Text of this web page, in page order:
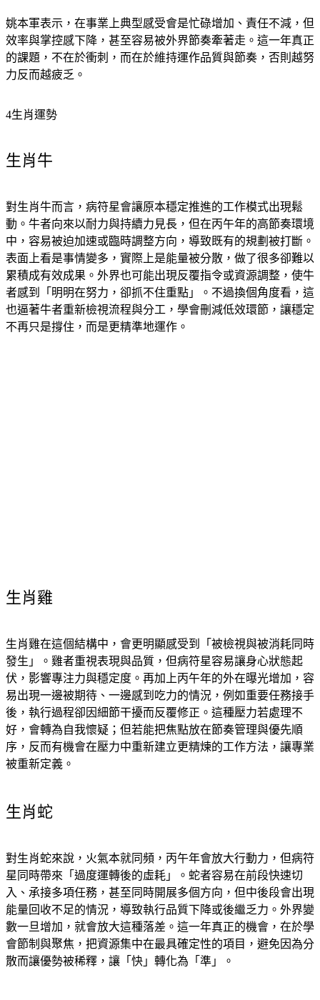
姚本軍表示，在事業上典型感受會是忙碌增加、責任不減，但
效率與掌控感下降，甚至容易被外界節奏牽著走。這一年真正
的課題，不在於衝刺，而在於維持運作品質與節奏，否則越努
力反而越疲乏。
4生肖運勢
生肖牛
對生肖牛而言，病符星會讓原本穩定推進的工作模式出現鬆
動。牛者向來以耐力與持續力見長，但在丙午年的高節奏環境
中，容易被迫加速或臨時調整方向，導致既有的規劃被打斷。
表面上看是事情變多，實際上是能量被分散，做了很多卻難以
累積成有效成果。外界也可能出現反覆指令或資源調整，使牛
者感到「明明在努力，卻抓不住重點」。不過換個角度看，這
也逼著牛者重新檢視流程與分工，學會刪減低效環節，讓穩定
不再只是撐住，而是更精準地運作。
生肖雞
生肖雞在這個結構中，會更明顯感受到「被檢視與被消耗同時
發生」。雞者重視表現與品質，但病符星容易讓身心狀態起
伏，影響專注力與穩定度。再加上丙午年的外在曝光增加，容
易出現一邊被期待、一邊感到吃力的情況，例如重要任務接手
後，執行過程卻因細節干擾而反覆修正。這種壓力若處理不
好，會轉為自我懷疑；但若能把焦點放在節奏管理與優先順
序，反而有機會在壓力中重新建立更精煉的工作方法，讓專業
被重新定義。
生肖蛇
對生肖蛇來說，火氣本就同頻，丙午年會放大行動力，但病符
星同時帶來「過度運轉後的虛耗」。蛇者容易在前段快速切
入、承接多項任務，甚至同時開展多個方向，但中後段會出現
能量回收不足的情況，導致執行品質下降或後繼乏力。外界變
數一旦增加，就會放大這種落差。這一年真正的機會，在於學
會節制與聚焦，把資源集中在最具確定性的項目，避免因為分
散而讓優勢被稀釋，讓「快」轉化為「準」。